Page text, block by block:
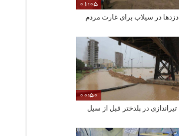
01:05
دزدها در سیلاب برای غارت مردم
00:50
تیراندازی در پلدختر قبل از سیل